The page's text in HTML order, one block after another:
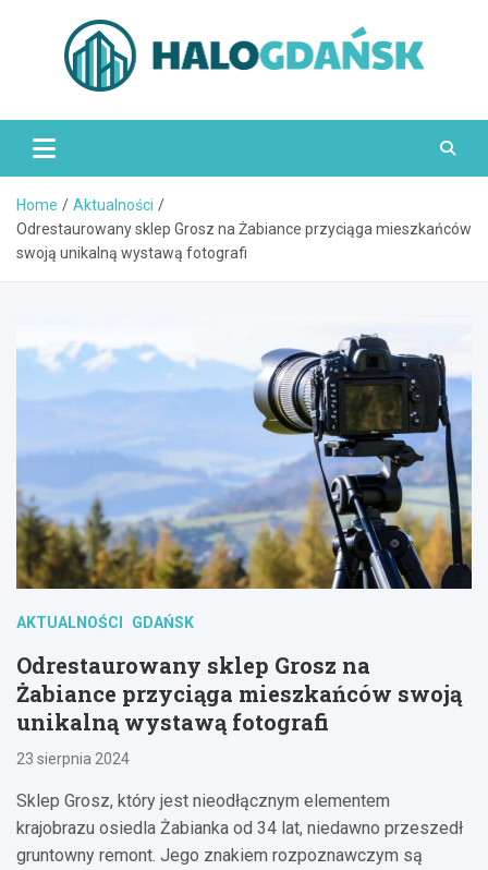
HaloGdańsk.pl
Home
Aktualności
Odrestaurowany sklep Grosz na Żabiance przyciąga mieszkańców
swoją unikalną wystawą fotografi
AKTUALNOŚCI GDAŃSK
Odrestaurowany sklep Grosz na
Żabiance przyciąga mieszkańców swoją
unikalną wystawą fotografi
23 sierpnia 2024
Sklep Grosz, który jest nieodłącznym elementem
krajobrazu osiedla Żabianka od 34 lat, niedawno przeszedł
gruntowny remont. Jego znakiem rozpoznawczym są